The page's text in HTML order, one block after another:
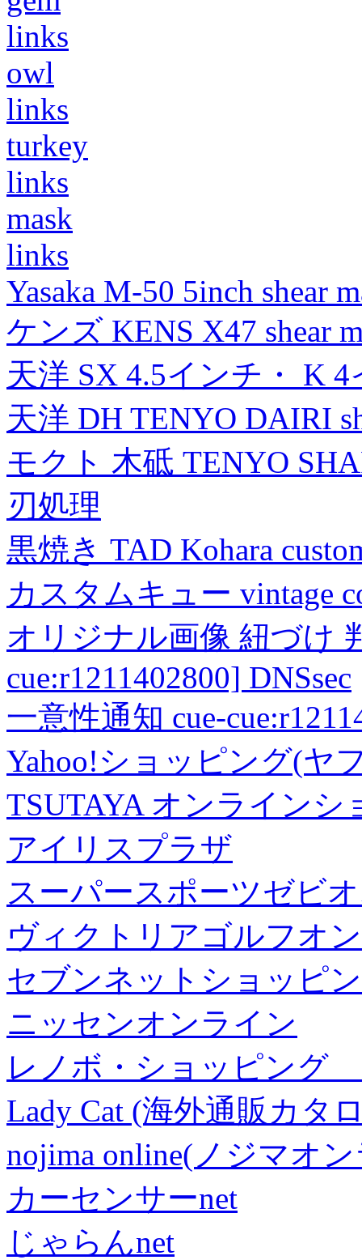
links
owl
links
turkey
links
mask
links
Yasaka M-50 5inch shear
ケンズ KENS X47 shear
天洋 SX 4.5インチ・ K
天洋 DH TENYO DAIRI
モクト 木砥 TENYO
刃処理
黒焼き TAD Kohara
カスタムキュー vintage
オリジナル画像 紐づけ
cue:r1211402800] DNSsec
一意性通知 cue-
Yahoo!ショッピング(ヤ
TSUTAYA オンラインシ
アイリスプラザ
スーパースポーツゼビ
ヴィクトリアゴルフオ
セブンネットショッピ
ニッセンオンライン
レノボ・ショッピング
Lady Cat (海外通販カタ
nojima online(ノジマオ
カーセンサーnet
じゃらんnet